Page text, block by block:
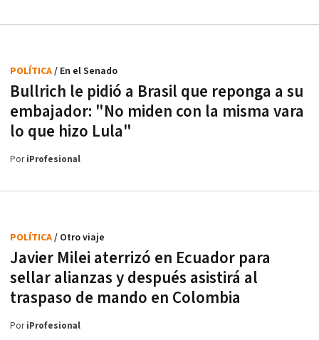
Bullrich le pidió a Brasil que reponga a su
embajador: "No miden con la misma vara
lo que hizo Lula"
POLÍTICA/ En el Senado
PoriProfesional
Javier Milei aterrizó en Ecuador para
sellar alianzas y después asistirá al
traspaso de mando en Colombia
POLÍTICA/ Otro viaje
PoriProfesional